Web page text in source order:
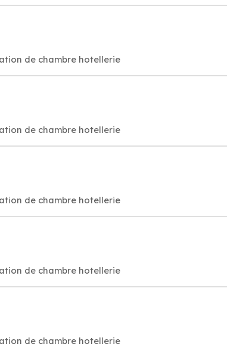
de chambre hotellerie
de chambre hotellerie
de chambre hotellerie
de chambre hotellerie
de chambre hotellerie